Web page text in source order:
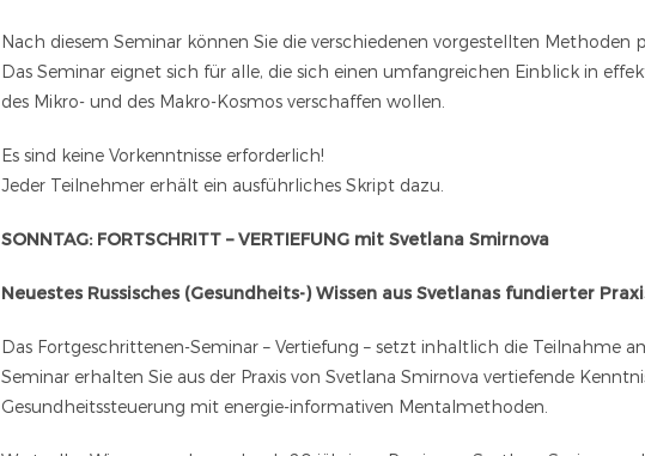
Nach diesem Seminar können Sie die verschiedenen vorgestellten Methoden
Das Seminar eignet sich für alle, die sich einen umfangreichen Einblick in
des Mikro- und des Makro-Kosmos verschaffen wollen.
Es sind keine Vorkenntnisse erforderlich!
Jeder Teilnehmer erhält ein ausführliches Skript dazu.
SONNTAG: FORTSCHRITT – VERTIEFUNG mit Svetlana Smirnova
Neuestes Russisches (Gesundheits-) Wissen aus Svetlanas fundierter
Das Fortgeschrittenen-Seminar – Vertiefung – setzt inhaltlich die Teilnahme
Seminar erhalten Sie aus der Praxis von Svetlana Smirnova vertiefende
Gesundheitssteuerung mit energie-informativen Mentalmethoden.